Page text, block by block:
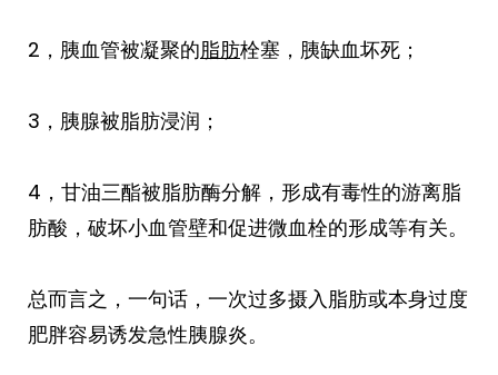
2，胰血管被凝聚的脂肪栓塞，胰缺血坏死；
3，胰腺被脂肪浸润；
4，甘油三酯被脂肪酶分解，形成有毒性的游离脂
肪酸，破坏小血管壁和促进微血栓的形成等有关。
总而言之，一句话，一次过多摄入脂肪或本身过度
肥胖容易诱发急性胰腺炎。